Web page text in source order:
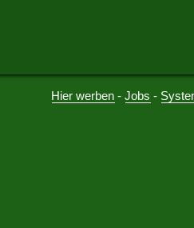
Hier werben -Jobs -